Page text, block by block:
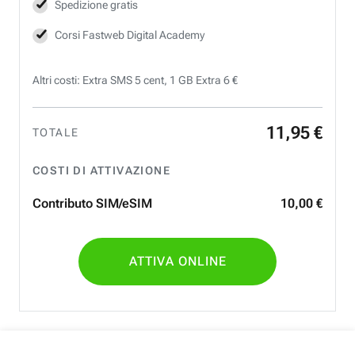
Spedizione gratis
Corsi Fastweb Digital Academy
Altri costi: Extra SMS 5 cent, 1 GB Extra 6 €
TOTALE 11 ,95 €
COSTI DI ATTIVAZIONE
Contributo SIM/eSIM 10,00 €
ATTIVA ONLINE